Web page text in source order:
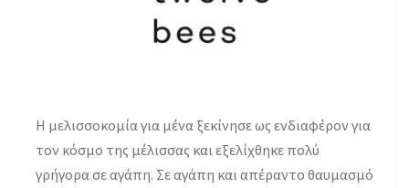
H μελισσοκομία για μένα ξεκίνησε ως ενδιαφέρον για
τον κόσμο της μέλισσας και εξελίχθηκε πολύ
γρήγορα σε αγάπη. Σε αγάπη και απέραντο θαυμασμό